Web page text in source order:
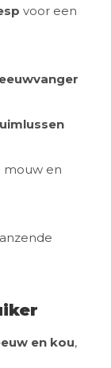
voor een
mouw en
en kou,